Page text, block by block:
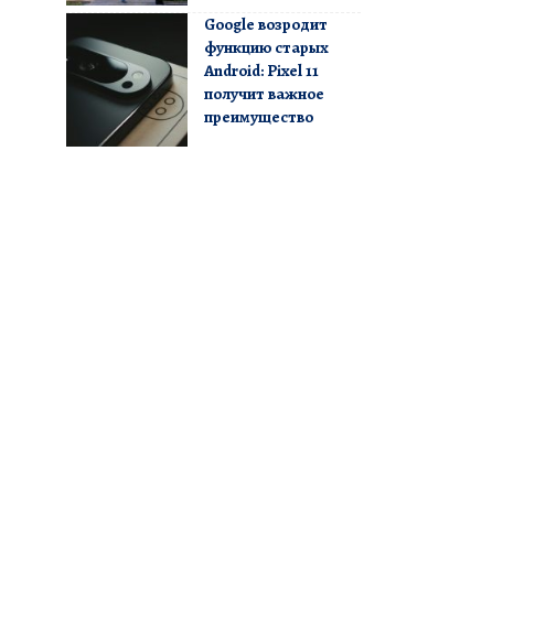
Google возродит
функцию старых
Android: Pixel 11
получит важное
преимущество